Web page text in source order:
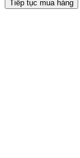
Tiếp tục mua hàng